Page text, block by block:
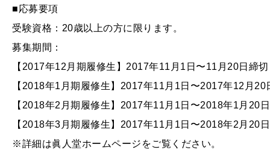
■応募要項
受験資格：20歳以上の方に限ります。
募集期間：
【2017年12月期履修生】2017年11月1日〜11月20日締切
【2018年1月期履修生】2017年11月1日〜2017年12月20
【2018年2月期履修生】2017年11月1日〜2018年1月20
【2018年3月期履修生】2017年11月1日〜2018年2月20
※詳細は眞人堂ホームページをご覧ください。